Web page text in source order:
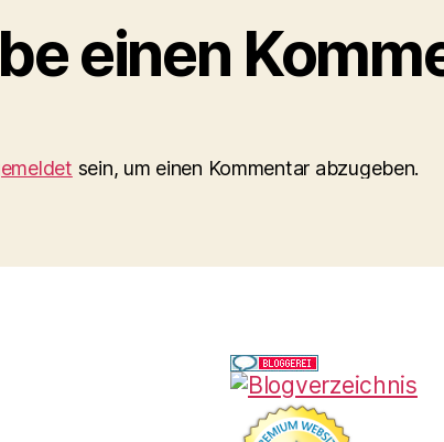
einen
sein, um einen Kommentar abzugeben.